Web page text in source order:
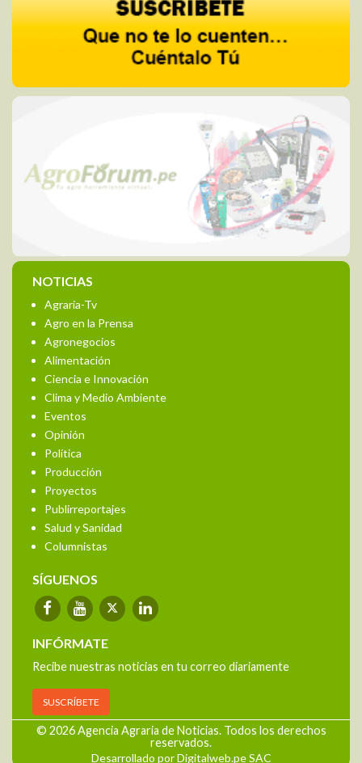
NOTICIAS
Agraria-Tv
Agro en la Prensa
Agronegocios
Alimentación
Ciencia e Innovación
Clima y Medio Ambiente
Eventos
Opinión
Política
Producción
Proyectos
Publirreportajes
Salud y Sanidad
Columnistas
SÍGUENOS
INFÓRMATE
Recibe nuestras noticias en tu correo diariamente
SUSCRÍBETE
© 2026 Agencia Agraria de Noticias. Todos los derechos
reservados.
Desarrollado por Digitalweb.pe SAC